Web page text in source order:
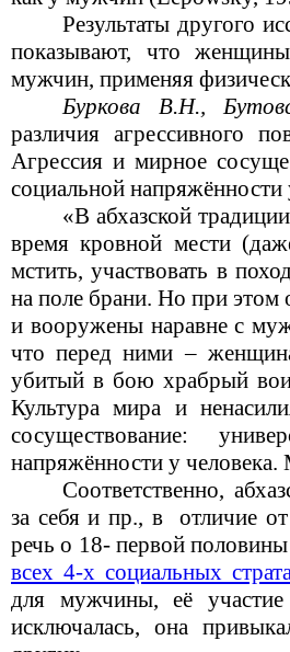
Результаты другого
показывают, что
мужчин, применяя
Буркова В.Н.,
различия агрессивного
Агрессия и мирное
социальной
«В абхазской
время кровной мести
мстить, участвовать в
на поле брани. Но при
и вооружены наравне с
что перед ними –
убитый в бою храбрый
Культура мира и
сосуществование:
напряжённости у
Соответственно,
за себя и пр., в отличие
речь о 18- первой
всех 4-х социальных
для мужчины, её
исключалась, она